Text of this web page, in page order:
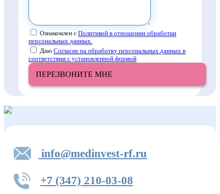
Ознакомлен с Политикой в отношении обработки
персональных данных.
Даю Согласие на обработку персональных данных в
соответствии с установленной формой
ПЕРЕЗВОНИТЕ МНЕ
info@medinvest-rf.ru
+7 (347) 210-03-08